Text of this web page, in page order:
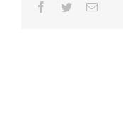
facebooktwitterCorreo